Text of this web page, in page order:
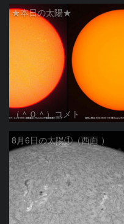
★本日の太陽★
（＾０＾）コメト
8月6日の太陽①（西面 ）